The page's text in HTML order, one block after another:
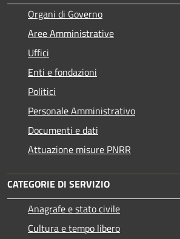
Organi di Governo
Aree Amministrative
Uffici
Enti e fondazioni
Politici
Personale Amministrativo
Documenti e dati
Attuazione misure PNRR
CATEGORIE DI SERVIZIO
Anagrafe e stato civile
Cultura e tempo libero